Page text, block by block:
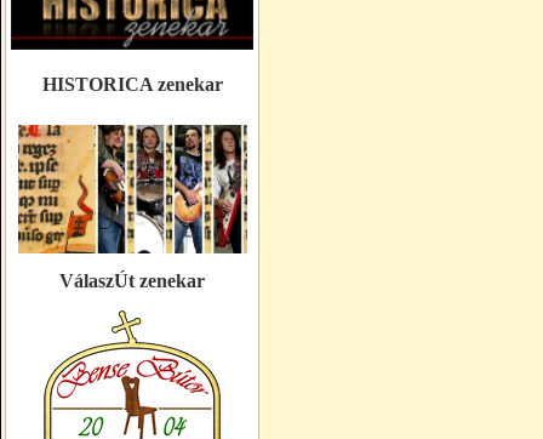
HISTORICA zenekar
VálaszÚt zenekar